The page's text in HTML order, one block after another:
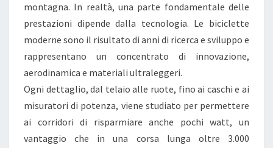
2
0
2
6
:
L
E
B
I
montagna. In realtà, una parte fondamentale delle
prestazioni dipende dalla tecnologia. Le biciclette
moderne sono il risultato di anni di ricerca e sviluppo e
rappresentano un concentrato di innovazione,
aerodinamica e materiali ultraleggeri.
Ogni dettaglio, dal telaio alle ruote, fino ai caschi e ai
misuratori di potenza, viene studiato per permettere
ai corridori di risparmiare anche pochi watt, un
vantaggio che in una corsa lunga oltre 3.000